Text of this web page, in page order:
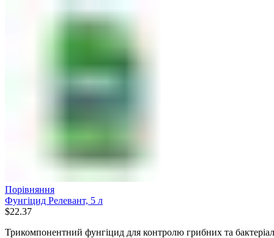
Порівняння
Фунгіцид Релевант, 5 л
$22.37
Трикомпонентний фунгіцид для контролю грибних та